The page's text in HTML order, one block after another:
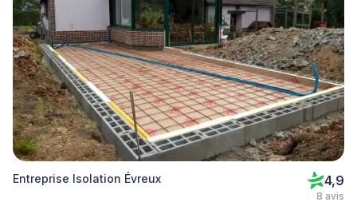
Entreprise Isolation Évreux 4,9
8 avis